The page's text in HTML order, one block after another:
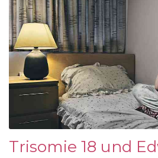
Trisomie 18 und